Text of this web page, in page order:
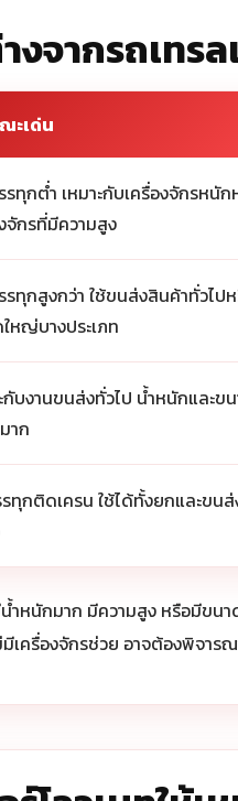
งจากรถเทร
ะเด่น
ทุกต่ำ เหมาะกับเครื่องจักรหนัก
จักรที่มีความสูง
ทุกสูงกว่า ใช้ขนส่งสินค้าทั่วไป
หญ่บางประเภท
กับงานขนส่งทั่วไป น้ำหนักและข
าก
ทุกติดเครน ใช้ได้ทั้งยกและขนส่
หนักมาก มีความสูง หรือมีขนา
เครื่องจักรช่วย อาจต้องพิจา